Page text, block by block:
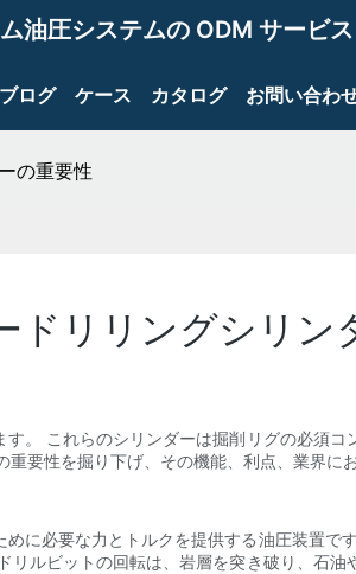
油圧システムの ODM サービス
ブログ ケース カタログ お問い合わ
の重要性
ドリリングシリン
。 これらのシリンダーは掘削リグの必須
要性を掘り下げ、その機能、利点、業界に
に必要な力とトルクを提供する油圧装置で
ルビットの回転は、岩層を突き破り、石